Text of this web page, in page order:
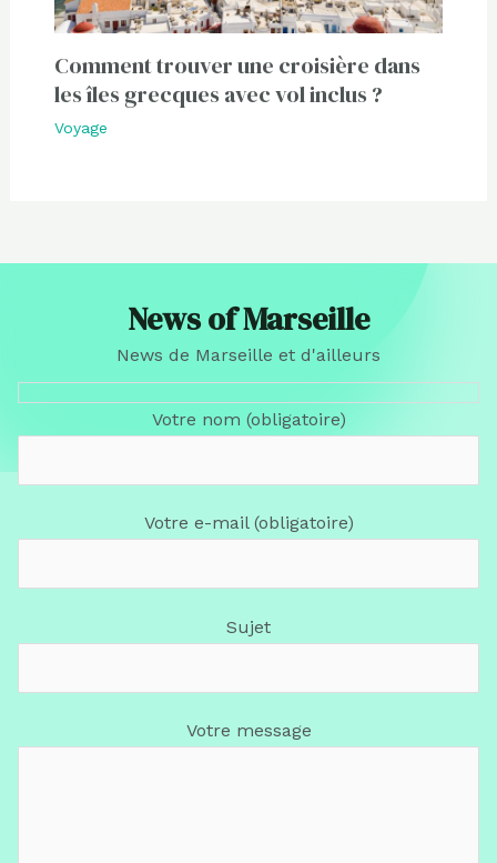
Comment trouver une croisière dans
les îles grecques avec vol inclus ?
Voyage
News of Marseille
News de Marseille et d'ailleurs
Votre nom (obligatoire)
Votre e-mail (obligatoire)
Sujet
Votre message